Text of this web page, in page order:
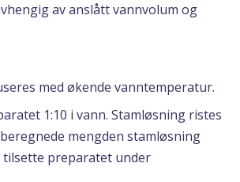
av anslått vannvolum og
med økende vanntemperatur.
1:10 i vann. Stamløsning ristes
mengden stamløsning
tilsette preparatet under